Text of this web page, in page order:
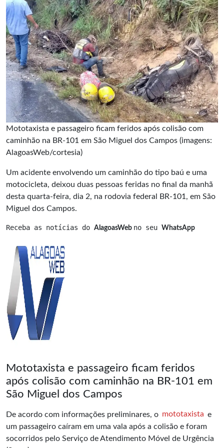
Mototaxista e passageiro ficam feridos após colisão com
caminhão na BR-101 em São Miguel dos Campos (imagens:
AlagoasWeb/cortesia)
Um acidente envolvendo um caminhão do tipo baú e uma
motocicleta, deixou duas pessoas feridas no final da manhã
desta quarta-feira, dia 2, na rodovia federal BR-101, em São
Miguel dos Campos.
Receba as notícias do AlagoasWeb no seu WhatsApp
Mototaxista e passageiro ficam feridos
após colisão com caminhão na BR-101 em
São Miguel dos Campos
De acordo com informações preliminares, o mototaxista e
um passageiro caíram em uma vala após a colisão e foram
socorridos pelo Serviço de Atendimento Móvel de Urgência